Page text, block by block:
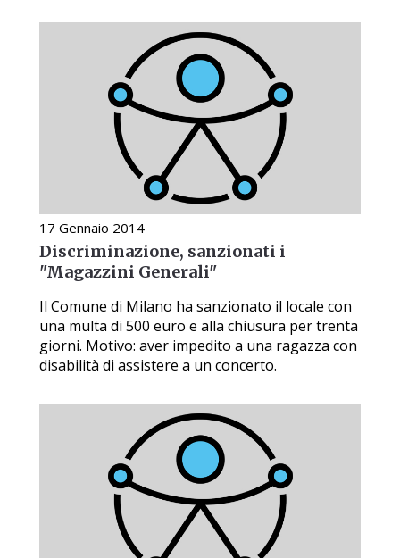
17 Gennaio 2014
Discriminazione, sanzionati i
"Magazzini Generali"
Il Comune di Milano ha sanzionato il locale con
una multa di 500 euro e alla chiusura per trenta
giorni. Motivo: aver impedito a una ragazza con
disabilità di assistere a un concerto.